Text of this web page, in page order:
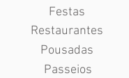
Festas
Restaurantes
Pousadas
Passeios